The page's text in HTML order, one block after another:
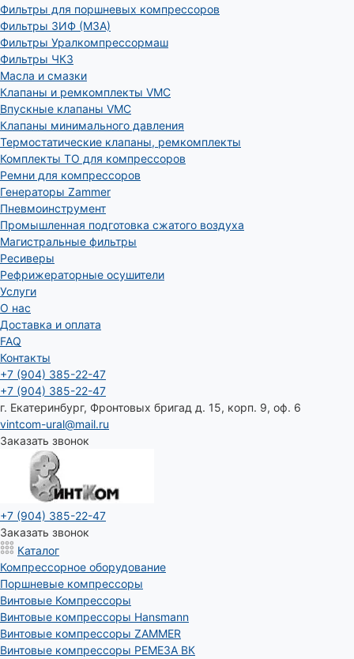
Фильтры для поршневых компрессоров
Фильтры ЗИФ (МЗА)
Фильтры Уралкомпрессормаш
Фильтры ЧКЗ
Масла и смазки
Клапаны и ремкомплекты VMC
Впускные клапаны VMC
Клапаны минимального давления
Термостатические клапаны, ремкомплекты
Комплекты ТО для компрессоров
Ремни для компрессоров
Генераторы Zammer
Пневмоинструмент
Промышленная подготовка сжатого воздуха
Магистральные фильтры
Ресиверы
Рефрижераторные осушители
Услуги
О нас
Доставка и оплата
FAQ
Контакты
+7 (904) 385-22-47
+7 (904) 385-22-47
г. Екатеринбург, Фронтовых бригад д. 15, корп. 9, оф. 6
vintcom-ural@mail.ru
Заказать звонок
+7 (904) 385-22-47
Заказать звонок
Каталог
Компрессорное оборудование
Поршневые компрессоры
Винтовые Компрессоры
Винтовые компрессоры Hansmann
Винтовые компрессоры ZAMMER
Винтовые компрессоры РЕМЕЗА ВК